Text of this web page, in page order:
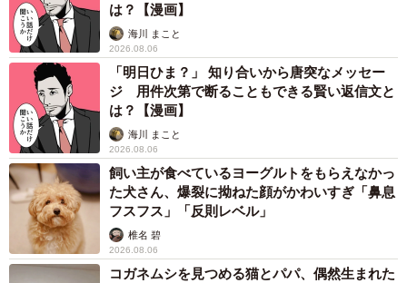
は？【漫画】
海川 まこと
2026.08.06
「明日ひま？」 知り合いから唐突なメッセー
ジ 用件次第で断ることもできる賢い返信文と
は？【漫画】
海川 まこと
2026.08.06
飼い主が食べているヨーグルトをもらえなかっ
た犬さん、爆裂に拗ねた顔がかわいすぎ「鼻息
フスフス」「反則レベル」
椎名 碧
2026.08.06
コガネムシを見つめる猫とパパ、偶然生まれた